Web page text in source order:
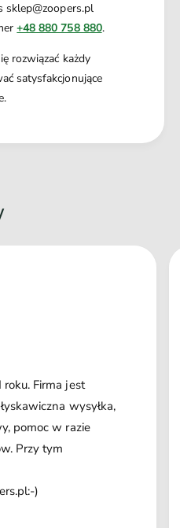
sklep@zoopers.pl
+48 880 758 880.
rozwiązać każdy
satysfakcjonujące
Firma jest
wysyłka,
pomoc w razie
Przy tym
)